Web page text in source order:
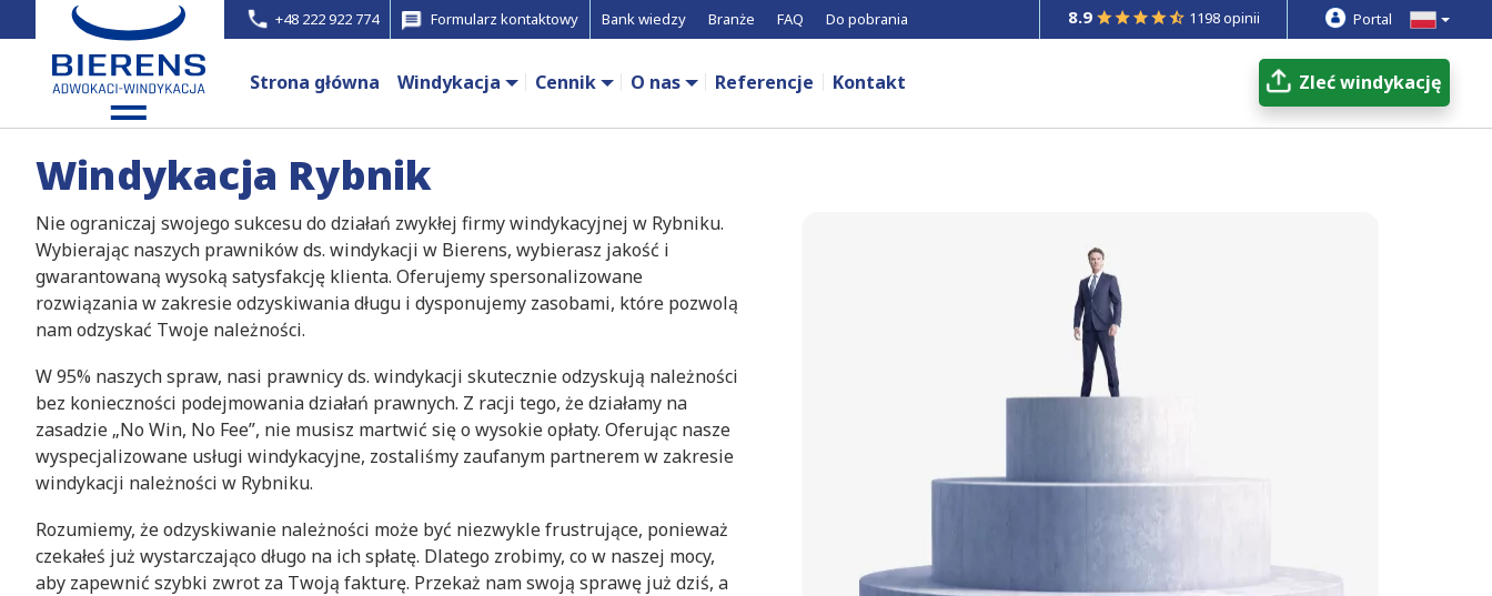
+48 222 922 774 Formularz kontaktowy Bank wiedzy Branże FAQ Do pobrania 8.9 1198 opinii Portal
Strona główna Windykacja Cennik O nas Referencje Kontakt Zleć windykację
Windykacja Rybnik
Nie ograniczaj swojego sukcesu do działań zwykłej firmy windykacyjnej w Rybniku.
Wybierając naszych prawników ds. windykacji w Bierens, wybierasz jakość i
gwarantowaną wysoką satysfakcję klienta. Oferujemy spersonalizowane
rozwiązania w zakresie odzyskiwania długu i dysponujemy zasobami, które pozwolą
nam odzyskać Twoje należności.
W 95% naszych spraw, nasi prawnicy ds. windykacji skutecznie odzyskują należności
bez konieczności podejmowania działań prawnych. Z racji tego, że działamy na
zasadzie „No Win, No Fee”, nie musisz martwić się o wysokie opłaty. Oferując nasze
wyspecjalizowane usługi windykacyjne, zostaliśmy zaufanym partnerem w zakresie
windykacji należności w Rybniku.
Rozumiemy, że odzyskiwanie należności może być niezwykle frustrujące, ponieważ
czekałeś już wystarczająco długo na ich spłatę. Dlatego zrobimy, co w naszej mocy,
aby zapewnić szybki zwrot za Twoją fakturę. Przekaż nam swoją sprawę już dziś, a